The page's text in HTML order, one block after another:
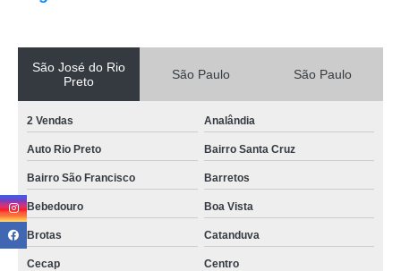
São José do Rio
Preto
São Paulo São Paulo
2 Vendas Analândia
Auto Rio Preto Bairro Santa Cruz
Bairro São Francisco Barretos
Bebedouro Boa Vista
Brotas Catanduva
Cecap Centro